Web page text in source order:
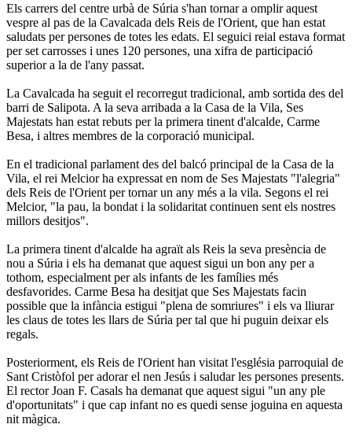
Els carrers del centre urbà de Súria s'han tornar a omplir aquest
vespre al pas de la Cavalcada dels Reis de l'Orient, que han estat
saludats per persones de totes les edats. El seguici reial estava format
per set carrosses i unes 120 persones, una xifra de participació
superior a la de l'any passat.
La Cavalcada ha seguit el recorregut tradicional, amb sortida des del
barri de Salipota. A la seva arribada a la Casa de la Vila, Ses
Majestats han estat rebuts per la primera tinent d'alcalde, Carme
Besa, i altres membres de la corporació municipal.
En el tradicional parlament des del balcó principal de la Casa de la
Vila, el rei Melcior ha expressat en nom de Ses Majestats "l'alegria"
dels Reis de l'Orient per tornar un any més a la vila. Segons el rei
Melcior, "la pau, la bondat i la solidaritat continuen sent els nostres
millors desitjos".
La primera tinent d'alcalde ha agraït als Reis la seva presència de
nou a Súria i els ha demanat que aquest sigui un bon any per a
tothom, especialment per als infants de les famílies més
desfavorides. Carme Besa ha desitjat que Ses Majestats facin
possible que la infància estigui "plena de somriures" i els va lliurar
les claus de totes les llars de Súria per tal que hi puguin deixar els
regals.
Posteriorment, els Reis de l'Orient han visitat l'església parroquial de
Sant Cristòfol per adorar el nen Jesús i saludar les persones presents.
El rector Joan F. Casals ha demanat que aquest sigui "un any ple
d'oportunitats" i que cap infant no es quedi sense joguina en aquesta
nit màgica.